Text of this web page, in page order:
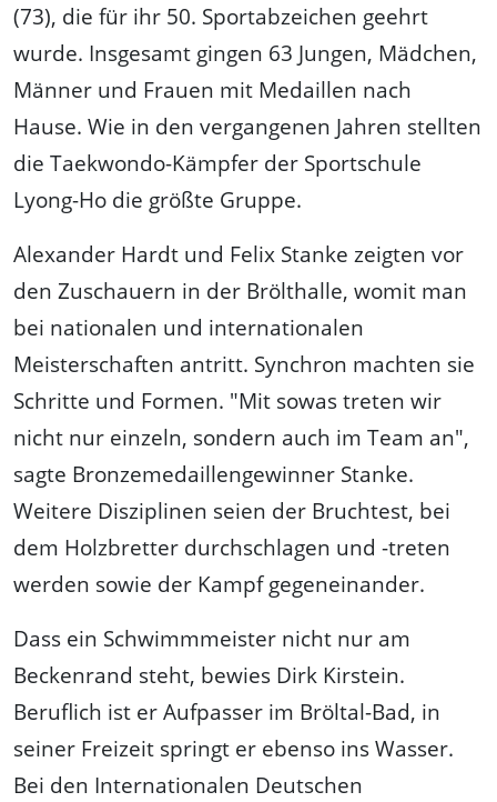
(73), die für ihr 50. Sportabzeichen geehrt
wurde. Insgesamt gingen 63 Jungen, Mädchen,
Männer und Frauen mit Medaillen nach
Hause. Wie in den vergangenen Jahren stellten
die Taekwondo-Kämpfer der Sportschule
Lyong-Ho die größte Gruppe.
Alexander Hardt und Felix Stanke zeigten vor
den Zuschauern in der Brölthalle, womit man
bei nationalen und internationalen
Meisterschaften antritt. Synchron machten sie
Schritte und Formen. "Mit sowas treten wir
nicht nur einzeln, sondern auch im Team an",
sagte Bronzemedaillengewinner Stanke.
Weitere Disziplinen seien der Bruchtest, bei
dem Holzbretter durchschlagen und -treten
werden sowie der Kampf gegeneinander.
Dass ein Schwimmmeister nicht nur am
Beckenrand steht, bewies Dirk Kirstein.
Beruflich ist er Aufpasser im Bröltal-Bad, in
seiner Freizeit springt er ebenso ins Wasser.
Bei den Internationalen Deutschen